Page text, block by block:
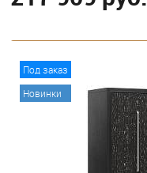
Под заказ
Новинки